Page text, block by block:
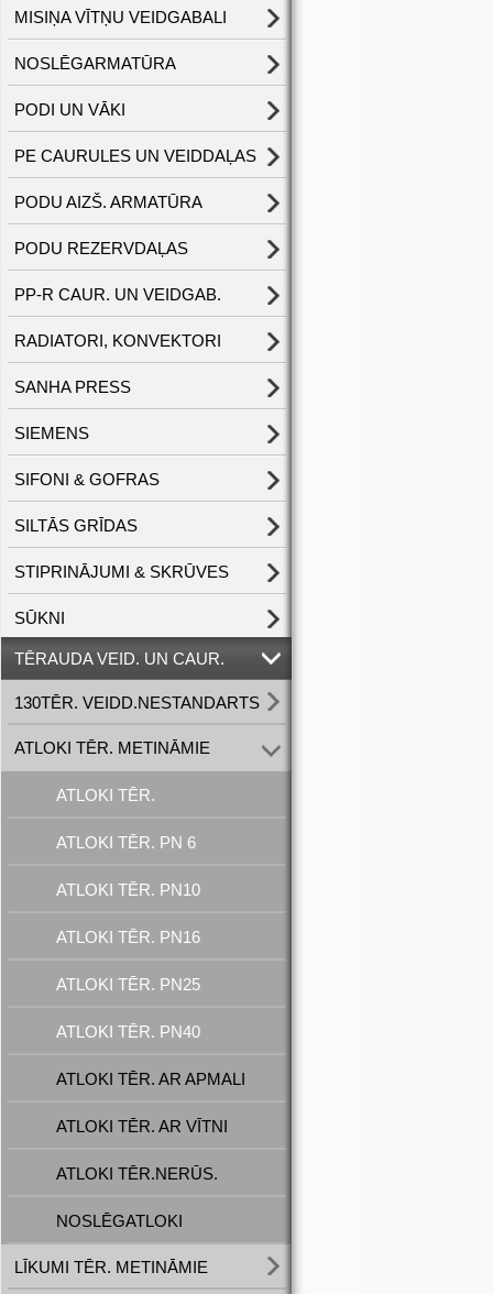
MISIŅA VĪTŅU VEIDGABALI
NOSLĒGARMATŪRA
PODI UN VĀKI
PE CAURULES UN VEIDDAĻAS
PODU AIZŠ. ARMATŪRA
PODU REZERVDAĻAS
PP-R CAUR. UN VEIDGAB.
RADIATORI, KONVEKTORI
SANHA PRESS
SIEMENS
SIFONI & GOFRAS
SILTĀS GRĪDAS
STIPRINĀJUMI & SKRŪVES
SŪKNI
TĒRAUDA VEID. UN CAUR.
130TĒR. VEIDD.NESTANDARTS
ATLOKI TĒR. METINĀMIE
ATLOKI TĒR.
ATLOKI TĒR. PN 6
ATLOKI TĒR. PN10
ATLOKI TĒR. PN16
ATLOKI TĒR. PN25
ATLOKI TĒR. PN40
ATLOKI TĒR. AR APMALI
ATLOKI TĒR. AR VĪTNI
ATLOKI TĒR.NERŪS.
NOSLĒGATLOKI
LĪKUMI TĒR. METINĀMIE